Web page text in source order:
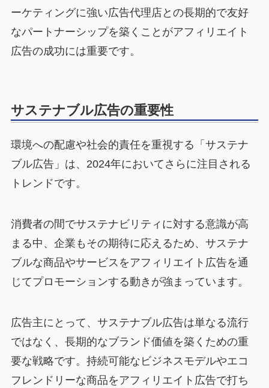
ーケティングに強い広告代理店との長期的で友好
なパートナーシップを築くことがアフィリエイト
広告の成功には重要です。
サステナブル広告の重要性
環境への配慮や社会的責任を重視する「サステナ
ブル広告」は、2024年においてさらに注目される
トレンドです。
消費者の間でサステナビリティに対する意識が高
まる中、企業もその期待に応えるため、サステナ
ブルな商品やサービスをアフィリエイト広告を通
じてプロモーションする動きが強まっています。
広告主にとって、サステナブル広告は単なる流行
ではなく、長期的なブランド価値を築くための重
要な戦略です。持続可能なビジネスモデルやエコ
フレンドリーな商品をアフィリエイト広告で打ち